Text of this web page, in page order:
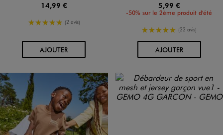
14,99 €
5/5 de moyenne
(2 avis)
AJOUTERAU PANIER
5,99 €
-50% sur le 2ème produit d'été
5/5 de moyenne
(22 avis)
AJOUTERAU PANIER